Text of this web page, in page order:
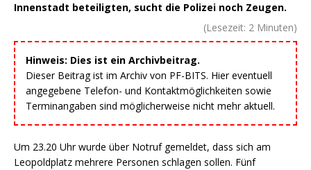
Innenstadt beteiligten, sucht die Polizei noch Zeugen.
(Lesezeit: 2 Minuten)
Hinweis: Dies ist ein Archivbeitrag.
Dieser Beitrag ist im Archiv von PF-BITS. Hier eventuell
angegebene Telefon- und Kontaktmöglichkeiten sowie
Terminangaben sind möglicherweise nicht mehr aktuell.
Um 23.20 Uhr wurde über Notruf gemeldet, dass sich am
Leopoldplatz mehrere Personen schlagen sollen. Fünf